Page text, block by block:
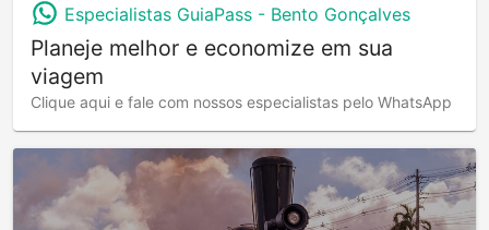
Especialistas GuiaPass - Bento Gonçalves
Planeje melhor e economize em sua
viagem
Clique aqui e fale com nossos especialistas pelo WhatsApp